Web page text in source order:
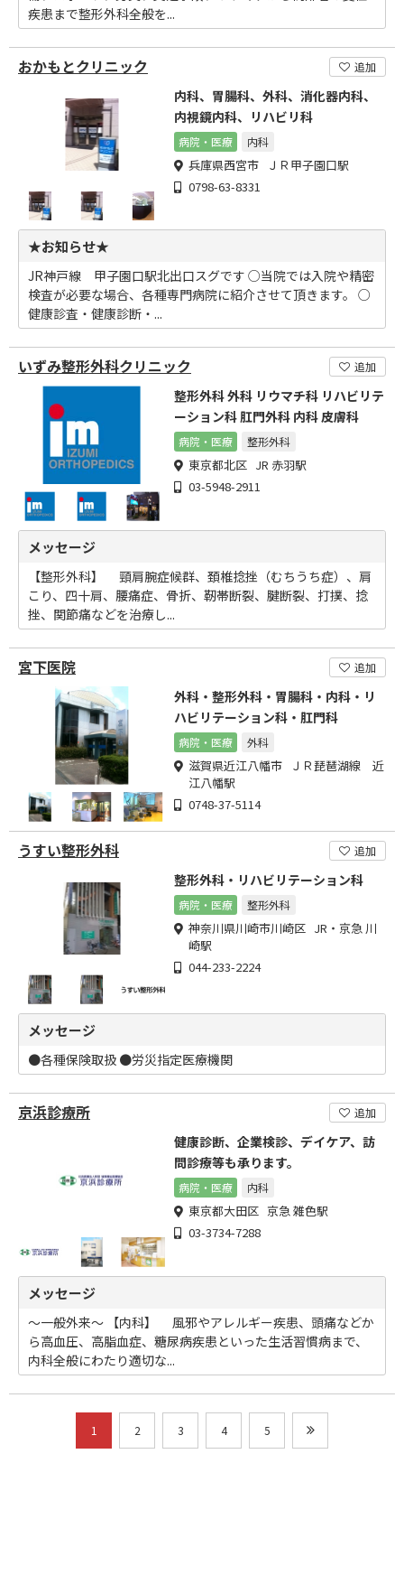
疾患まで整形外科全般を...
おかもとクリニック 追加
内科、胃腸科、外科、消化器内科、
内視鏡内科、リハビリ科
病院・医療 内科
兵庫県西宮市 ＪＲ甲子園口駅
0798-63-8331
★お知らせ★
JR神戸線 甲子園口駅北出口スグです ○当院では入院や精密
検査が必要な場合、各種専門病院に紹介させて頂きます。 ○
健康診査・健康診断・...
いずみ整形外科クリニック 追加
整形外科 外科 リウマチ科 リハビリテ
ーション科 肛門外科 内科 皮膚科
病院・医療 整形外科
東京都北区 JR 赤羽駅
03-5948-2911
メッセージ
【整形外科】 頸肩腕症候群、頚椎捻挫（むちうち症）、肩
こり、四十肩、腰痛症、骨折、靭帯断裂、腱断裂、打撲、捻
挫、関節痛などを治療し...
宮下医院 追加
外科・整形外科・胃腸科・内科・リ
ハビリテーション科・肛門科
病院・医療 外科
滋賀県近江八幡市 ＪＲ琵琶湖線 近
江八幡駅
0748-37-5114
うすい整形外科 追加
整形外科・リハビリテーション科
病院・医療 整形外科
神奈川県川崎市川崎区 JR・京急 川
崎駅
044-233-2224
メッセージ
●各種保険取扱 ●労災指定医療機関
京浜診療所 追加
健康診断、企業検診、デイケア、訪
問診療等も承ります。
病院・医療 内科
東京都大田区 京急 雑色駅
03-3734-7288
メッセージ
～一般外来～ 【内科】 風邪やアレルギー疾患、頭痛などか
ら高血圧、高脂血症、糖尿病疾患といった生活習慣病まで、
内科全般にわたり適切な...
1 2 3 4 5